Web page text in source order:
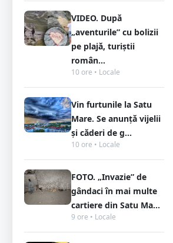
VIDEO. După
„aventurile” cu bolizii
pe plajă, turiștii
român...
10 ore • Locale
Vin furtunile la Satu
Mare. Se anunță vijelii
și căderi de g...
10 ore • Locale
FOTO. „Invazie” de
gândaci în mai multe
cartiere din Satu Ma...
9 ore • Locale